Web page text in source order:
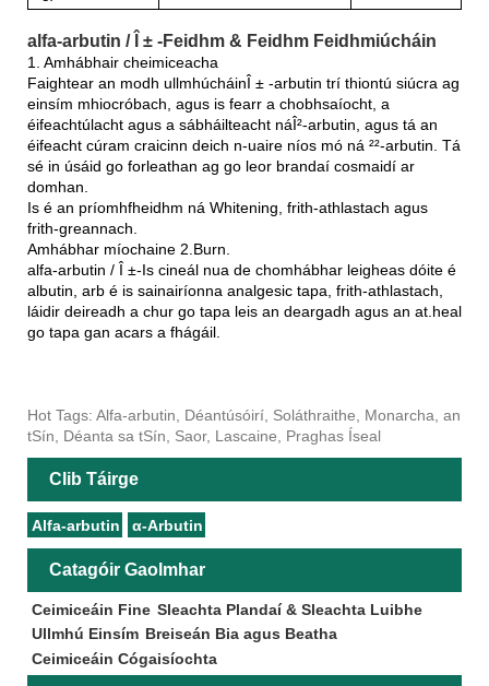
alfa-arbutin / Î ± -Feidhm & Feidhm Feidhmiúcháin
1. Amhábhair cheimiceacha
Faightear an modh ullmhúcháinÎ ± -arbutin trí thiontú siúcra ag
einsím mhiocróbach, agus is fearr a chobhsaíocht, a
éifeachtúlacht agus a sábháilteacht náÎ²-arbutin, agus tá an
éifeacht cúram craicinn deich n-uaire níos mó ná ²²-arbutin. Tá
sé in úsáid go forleathan ag go leor brandaí cosmaidí ar
domhan.
Is é an príomhfheidhm ná Whitening, frith-athlastach agus
frith-greannach.
Amhábhar míochaine 2.Burn.
alfa-arbutin / Î ±-Is cineál nua de chomhábhar leigheas dóite é
albutin, arb é is sainairíonna analgesic tapa, frith-athlastach,
láidir deireadh a chur go tapa leis an deargadh agus an at.heal
go tapa gan acars a fhágáil.
Hot Tags: Alfa-arbutin, Déantúsóirí, Soláthraithe, Monarcha, an
tSín, Déanta sa tSín, Saor, Lascaine, Praghas Íseal
Clib Táirge
Alfa-arbutin α-Arbutin
Catagóir Gaolmhar
Ceimiceáin Fine Sleachta Plandaí & Sleachta Luibhe
Ullmhú Einsím Breiseán Bia agus Beatha
Ceimiceáin Cógaisíochta